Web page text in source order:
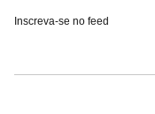
Inscreva-se no feed